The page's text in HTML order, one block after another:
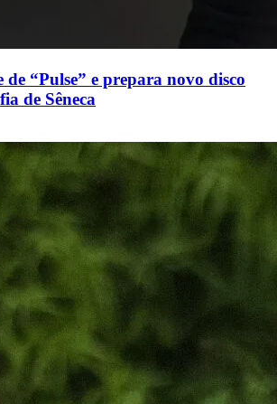
“Pulse” e prepara novo disco
de Sêneca